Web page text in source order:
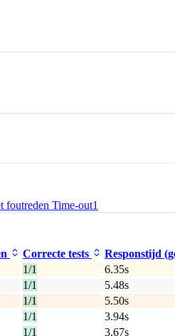
foutreden Time-out1
Correcte tests
Responstijd
1/1
6.35s
1/1
5.48s
1/1
5.50s
1/1
3.94s
1/1
3.67s